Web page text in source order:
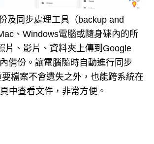
及同步處理工具（backup and
、Windows電腦或隨身碟內的所
片、影片、資料夾上傳到Google
備份。讓電腦隨時自動進行同步
檔案不會遺失之外，也能跨系統在
中查看文件，非常方便。